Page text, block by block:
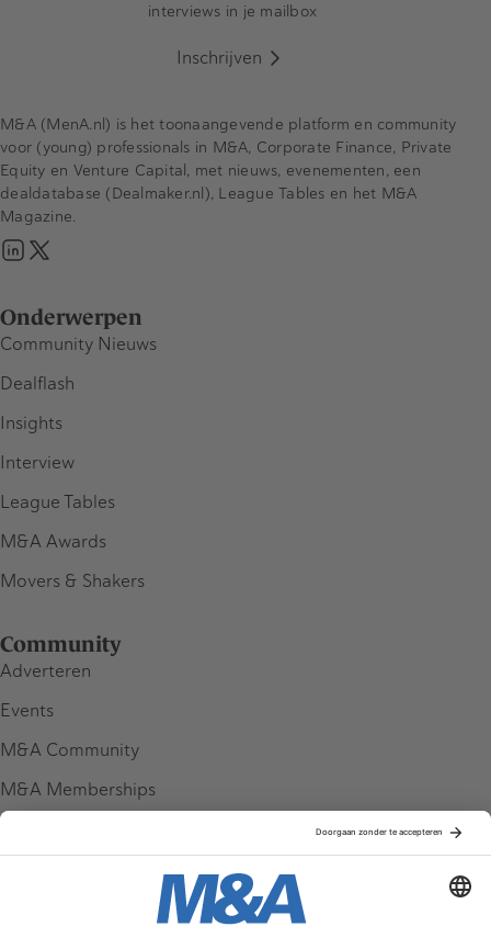
interviews in je mailbox
Inschrijven
Onderwerpen
Community Nieuws
Dealflash
Insights
Interview
League Tables
M&A Awards
Movers & Shakers
Community
Adverteren
Events
M&A Community
M&A Memberships
M&A (MenA.nl) is het toonaangevende platform en community
voor (young) professionals in M&A, Corporate Finance, Private
Equity en Venture Capital, met nieuws, evenementen, een
dealdatabase (Dealmaker.nl), League Tables en het M&A
Magazine.